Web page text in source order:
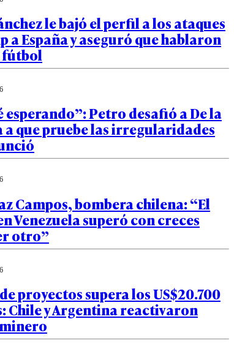
le bajó el perfil a los ataques
a España y aseguró que hablaron
fútbol
esperando”: Petro desafió a De la
a que pruebe las irregularidades
Campos, bombera chilena: “El
Venezuela superó con creces
otro”
proyectos supera los US$20.700
Chile y Argentina reactivaron